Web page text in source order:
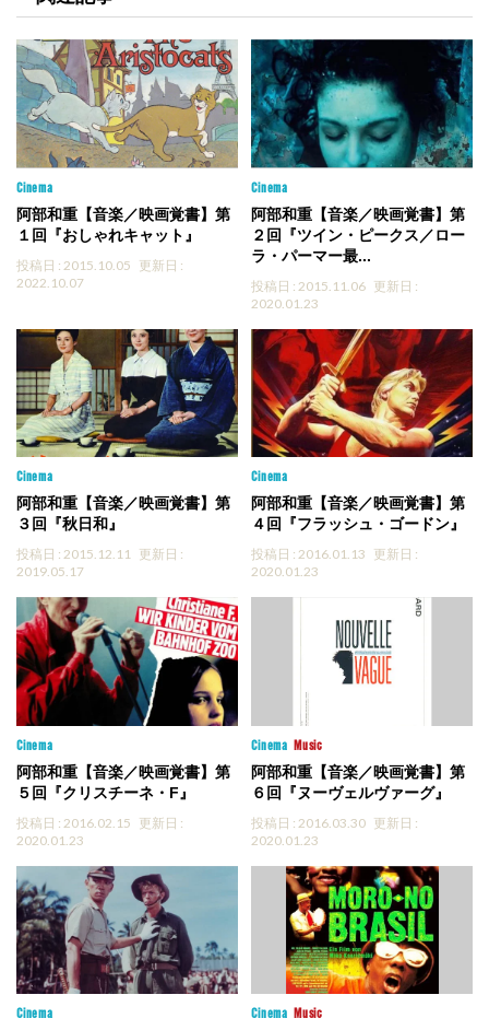
Cinema
阿部和重【音楽／映画覚書】第
１回『おしゃれキャット』
投稿日 : 2015.10.05 更新日 :
2022.10.07
Cinema
阿部和重【音楽／映画覚書】第
２回『ツイン・ピークス／ロー
ラ・パーマー最...
投稿日 : 2015.11.06 更新日 :
2020.01.23
Cinema
阿部和重【音楽／映画覚書】第
３回『秋日和』
投稿日 : 2015.12.11 更新日 :
2019.05.17
Cinema
阿部和重【音楽／映画覚書】第
４回『フラッシュ・ゴードン』
投稿日 : 2016.01.13 更新日 :
2020.01.23
Cinema
阿部和重【音楽／映画覚書】第
５回『クリスチーネ・F』
投稿日 : 2016.02.15 更新日 :
2020.01.23
Cinema Music
阿部和重【音楽／映画覚書】第
６回『ヌーヴェルヴァーグ』
投稿日 : 2016.03.30 更新日 :
2020.01.23
Cinema
Cinema Music